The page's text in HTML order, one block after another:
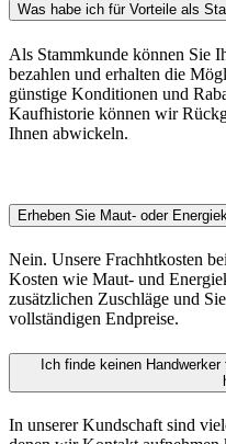
Was habe ich für Vorteile als
Als Stammkunde können Sie
bezahlen und erhalten die
günstige Konditionen und
Kaufhistorie können wir
Ihnen abwickeln.
Erheben Sie Maut- oder
Nein. Unsere Frachhtkosten
Kosten wie Maut- und
zusätzlichen Zuschläge und
vollständigen Endpreise.
Ich finde keinen
In unserer Kundschaft sind